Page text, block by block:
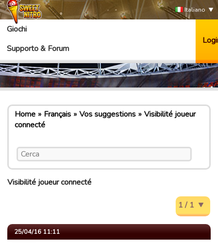
Italiano
Giochi
Supporto & Forum
Home Français Vos suggestions
Visibilité joueur
connecté
Visibilité joueur connecté
1 / 1
25/04/16 11:11